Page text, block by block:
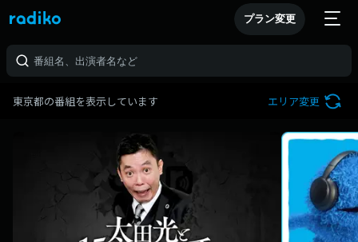
プラン変更
東京都の番組を表示しています エリア変更